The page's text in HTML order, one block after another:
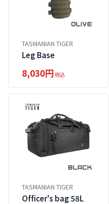
TASMANIAN TIGER
Leg Base
8,030円税込
TASMANIAN TIGER
Officer's bag 58L